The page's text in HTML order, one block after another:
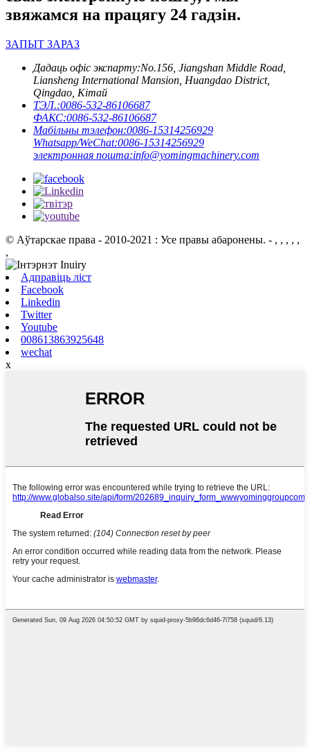
звяжамся на працягу 24 гадзін.
ЗАПЫТ ЗАРАЗ
Дадаць офіс экспарту:No.156, Jiangshan Middle Road,
Liansheng International Mansion, Huangdao District,
Qingdao, Кітай
ТЭЛ.:0086-532-86106687
ФАКС:0086-532-86106687
Мабільны тэлефон:0086-15314256929
Whatsapp/WeChat:0086-15314256929
электронная пошта:info@yomingmachinery.com
© Аўтарскае права - 2010-2021 : Усе правы абаронены. - , , , , ,
,
Адправіць ліст
Facebook
Linkedin
Twitter
Youtube
008613863925648
wechat
x